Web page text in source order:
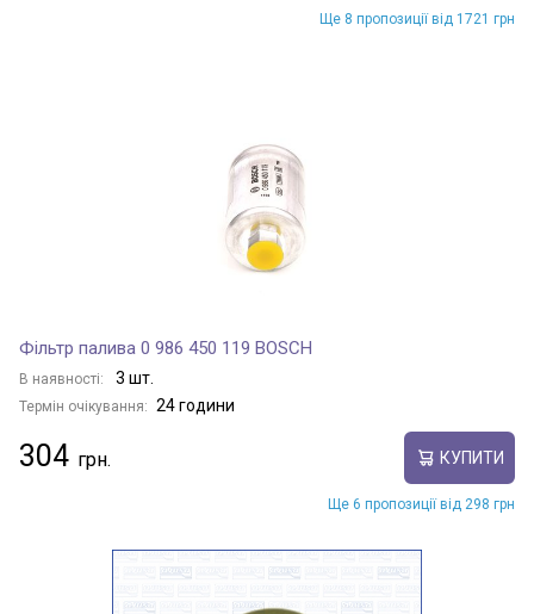
Ще 8 пропозиції від 1721 грн
Фільтр палива 0 986 450 119 BOSCH
В наявності: 3 шт.
Термін очікування: 24 години
304 КУПИТИ
Ще 6 пропозиції від 298 грн